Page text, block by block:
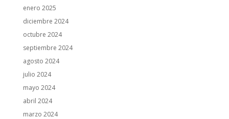
enero 2025
diciembre 2024
octubre 2024
septiembre 2024
agosto 2024
julio 2024
mayo 2024
abril 2024
marzo 2024